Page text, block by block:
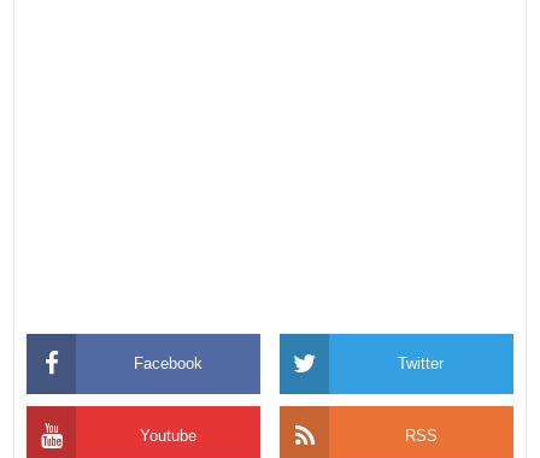
Facebook Twitter
Youtube RSS